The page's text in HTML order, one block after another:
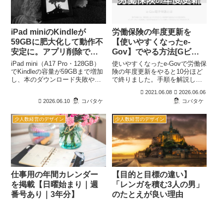
iPad miniのKindleが
59GBに肥大化して動作不
安定に。アプリ削除で
73GB回復した実体験
iPad mini（A17 Pro・128GB）
でKindleの容量が59GBまで増加
し、本のダウンロード失敗や端
体験を紹介します。Amazonの端
由や、Kindleアプリの削除・再
インストールで73GBの空き容量
を確保した手順を詳しく解説し
ます。
2026.06.10 コバタケ
労働保険の年度更新を
【使いやすくなったe-
Gov】でやる方法[Gビズ
IDが便利]
使いやすくなったe-Govで労働保
険の年度更新をやると10分ほど
で終りました。手順を解説して
い。アカウントをGビスIDだと
面倒な認証も不要でおすすめで
2021.06.08
2026.06.06
コバタケ
少人数経営のデザイン
仕事用の年間カレンダー
を掲載【日曜始まり｜週
番号あり｜3年分】
少人数経営のデザイン
【目的と目標の違い】
「レンガを積む3人の男」
のたとえが良い理由